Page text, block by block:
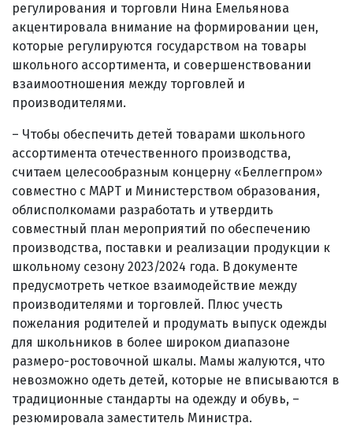
регулирования и торговли Нина Емельянова
акцентировала внимание на формировании цен,
которые регулируются государством на товары
школьного ассортимента, и совершенствовании
взаимоотношения между торговлей и
производителями.
– Чтобы обеспечить детей товарами школьного
ассортимента отечественного производства,
считаем целесообразным концерну «Беллегпром»
совместно с МАРТ и Министерством образования,
облисполкомами разработать и утвердить
совместный план мероприятий по обеспечению
производства, поставки и реализации продукции к
школьному сезону 2023/2024 года. В документе
предусмотреть четкое взаимодействие между
производителями и торговлей. Плюс учесть
пожелания родителей и продумать выпуск одежды
для школьников в более широком диапазоне
размеро-ростовочной шкалы. Мамы жалуются, что
невозможно одеть детей, которые не вписываются в
традиционные стандарты на одежду и обувь, –
резюмировала заместитель Министра.